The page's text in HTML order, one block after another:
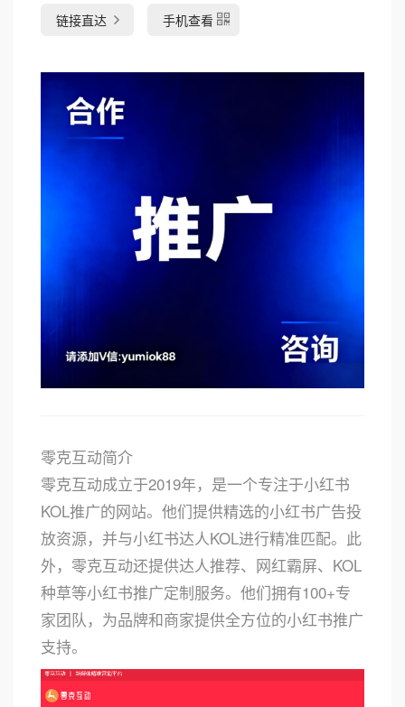
链接直达 手机查看
零克互动简介
零克互动成立于2019年，是一个专注于小红书
KOL推广的网站。他们提供精选的小红书广告投
放资源，并与小红书达人KOL进行精准匹配。此
外，零克互动还提供达人推荐、网红霸屏、KOL
种草等小红书推广定制服务。他们拥有100+专
家团队，为品牌和商家提供全方位的小红书推广
支持。